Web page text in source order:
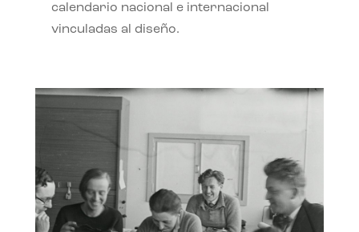
calendario nacional e internacional
vinculadas al diseño.